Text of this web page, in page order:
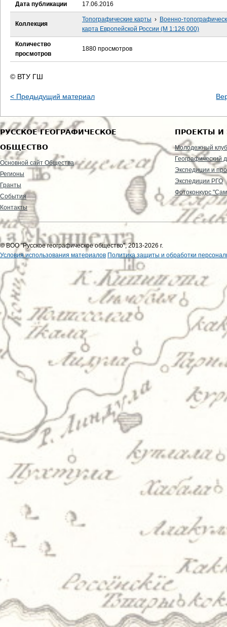
Дата публикации 17.06.2016
Коллекция
Топографические карты › Военно-
карта Европейской России (М 1:126 000)
Количество
просмотров
1880 просмотров
© ВТУ ГШ
< Предыдущий материал
РУССКОЕ ГЕОГРАФИЧЕСКОЕ
ОБЩЕСТВО
Основной сайт Общества
Регионы
Гранты
События
Контакты
ПРОЕКТЫ И
Молодежный клуб
Географический
Экспедиции и
Экспедиции РГО
Фотоконкурс
© ВОО "Русское географическое общество", 2013-2026 г.
Условия использования материалов Политика защиты и обработки